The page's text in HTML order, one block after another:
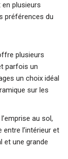
plusieurs
préférences du
plusieurs
parfois un
un choix idéal
sur les
au sol,
l’intérieur et
et une grande